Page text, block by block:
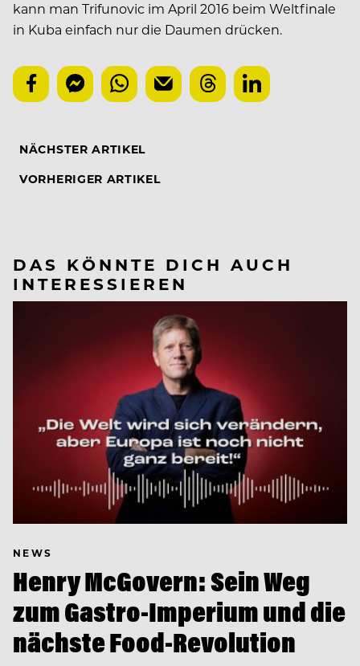
kann man Trifunovic im April 2016 beim Weltfinale
in Kuba einfach nur die Daumen drücken.
NÄCHSTER ARTIKEL
VORHERIGER ARTIKEL
DAS KÖNNTE DICH AUCH
INTERESSIEREN
NEWS
Henry McGovern: Sein Weg
zum Gastro-Imperium und die
nächste Food-Revolution